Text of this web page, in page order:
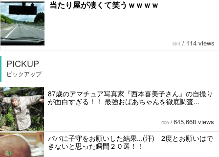
当たり屋が凄くて笑うｗｗｗｗ
kint / 114 views
PICKUP
ピックアップ
87歳のアマチュア写真家『西本喜美子さん』の自撮り
が面白すぎる！！ 最強おばあちゃんを徹底調査...
rico / 645,668 views
パパに子守をお願いした結果...(汗) 2度とお願いはで
きないと思った瞬間２０選！！